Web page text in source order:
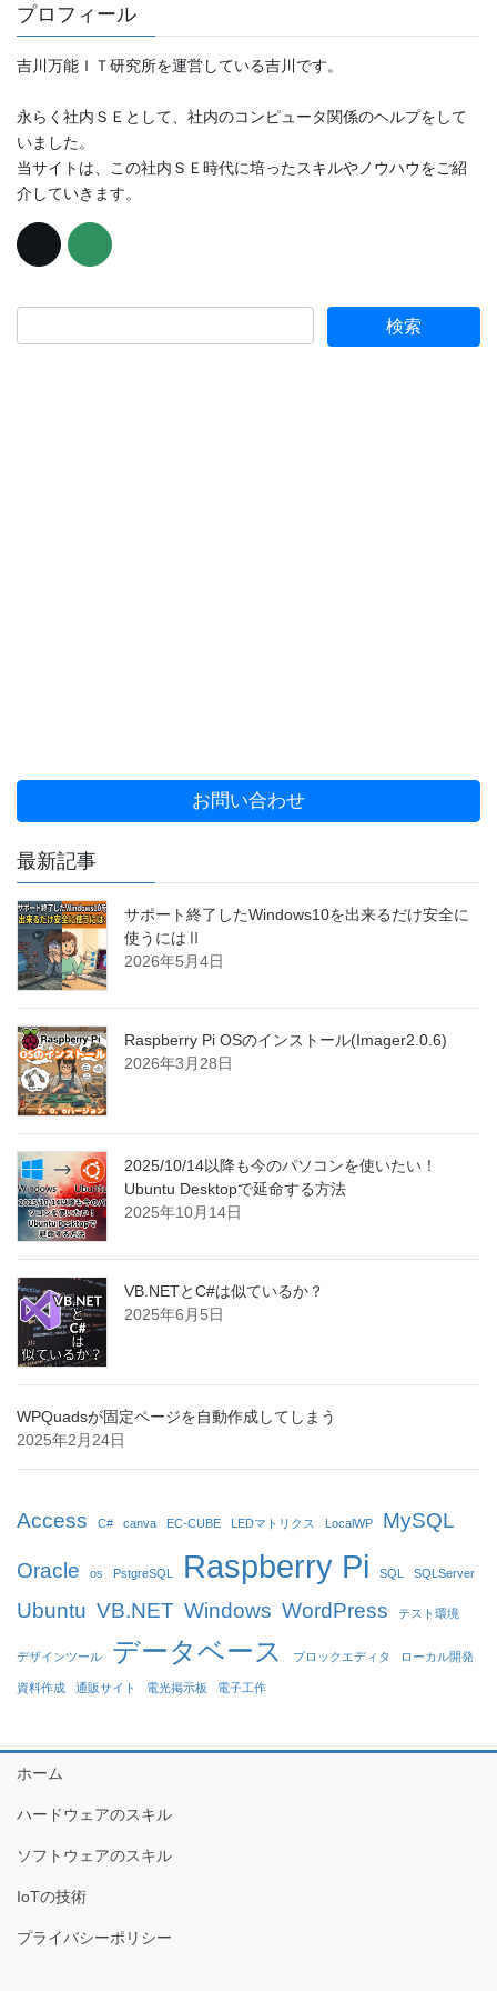
プロフィール
吉川万能ＩＴ研究所を運営している吉川です。
永らく社内ＳＥとして、社内のコンピュータ関係のヘルプをして
いました。
当サイトは、この社内ＳＥ時代に培ったスキルやノウハウをご紹
介していきます。
お問い合わせ
最新記事
サポート終了したWindows10を出来るだけ安全に
使うにはⅡ
2026年5月4日
Raspberry Pi OSのインストール(Imager2.0.6)
2026年3月28日
2025/10/14以降も今のパソコンを使いたい！
Ubuntu Desktopで延命する方法
2025年10月14日
VB.NETとC#は似ているか？
2025年6月5日
WPQuadsが固定ページを自動作成してしまう
2025年2月24日
Access C# canva EC-CUBE LEDマトリクス LocalWP MySQL
Oracle os PstgreSQL Raspberry Pi SQL SQLServer
Ubuntu VB.NET Windows WordPress テスト環境
デザインツール データベース ブロックエディタ ローカル開発
資料作成 通販サイト 電光掲示板 電子工作
ホーム
ハードウェアのスキル
ソフトウェアのスキル
IoTの技術
プライバシーポリシー